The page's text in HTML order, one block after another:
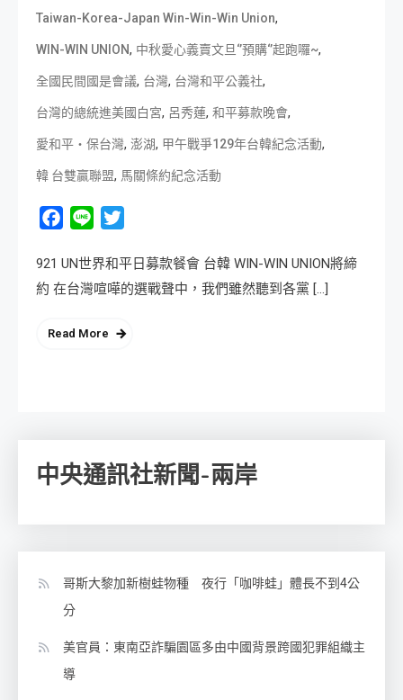
Taiwan-Korea-Japan Win-Win-Win Union,
WIN-WIN UNION, 中秋愛心義賣文旦‘’預購‘’起跑囉~,
全國民間國是會議, 台灣, 台灣和平公義社,
台灣的總統進美國白宮, 呂秀蓮, 和平募款晚會,
愛和平‧保台灣, 澎湖, 甲午戰爭129年台韓紀念活動,
韓 台雙贏聯盟, 馬關條約紀念活動
Facebook
Line
921 UN世界和平日募款餐會 台韓 WIN-WIN UNION將締
約 在台灣喧嘩的選戰聲中，我們雖然聽到各黨 […]
Read More
中央通訊社新聞-兩岸
哥斯大黎加新樹蛙物種 夜行「咖啡蛙」體長不到4公
分
美官員：東南亞詐騙園區多由中國背景跨國犯罪組織主
導